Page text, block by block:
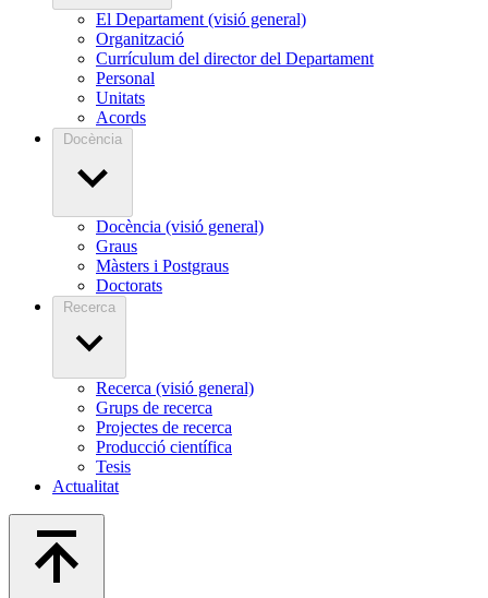
El Departament (visió general)
Organització
Currículum del director del Departament
Personal
Unitats
Acords
Docència
Docència (visió general)
Graus
Màsters i Postgraus
Doctorats
Recerca
Recerca (visió general)
Grups de recerca
Projectes de recerca
Producció científica
Tesis
Actualitat